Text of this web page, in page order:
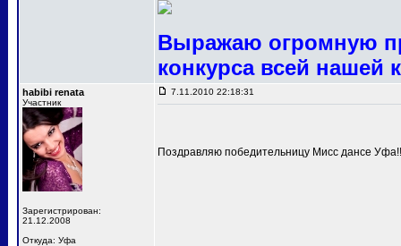
Выражаю огромную
конкурса всей нашей
habibi renata
Участник
Зарегистрирован:
21.12.2008
Откуда: Уфа
7.11.2010 22:18:31
Поздравляю победительницу Мисс дансе